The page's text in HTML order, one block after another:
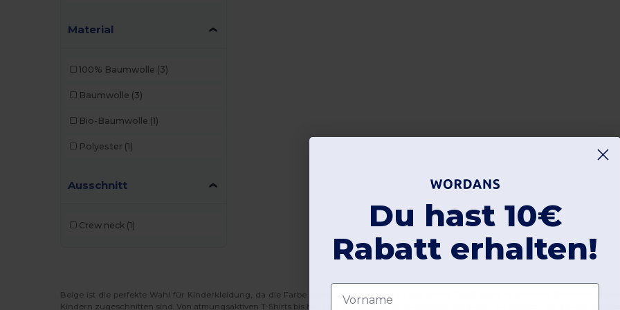
Material
100% Baumwolle (3)
Baumwolle (3)
Bio-Baumwolle (1)
Polyester (1)
Ausschnitt
Crew neck (1)
Beige ist die perfekte Wahl für Kinderkleidung, da die Farbe Ruhe ausstrahlt und zu fast jedem Outfit passt. In unserem Sortiment
Kindern zugeschnitten sind. Von atmungsaktiven T-Shirts bis hin zu schützenden Kopfbedeckungen bieten wir Textilien, die sowohl
Du hast 10€
Rabatt erhalten!
Vorname